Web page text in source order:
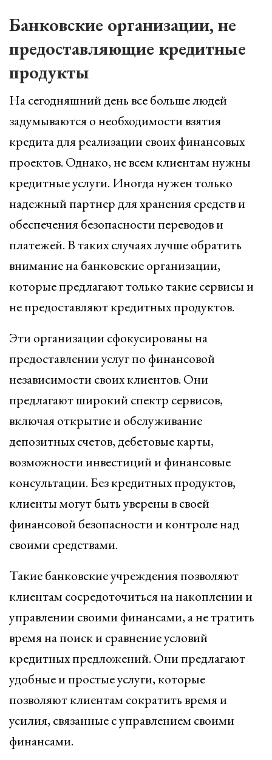
Банковские организации, не
предоставляющие кредитные
продукты
На сегодняшний день все больше людей
задумываются о необходимости взятия
кредита для реализации своих финансовых
проектов. Однако, не всем клиентам нужны
кредитные услуги. Иногда нужен только
надежный партнер для хранения средств и
обеспечения безопасности переводов и
платежей. В таких случаях лучше обратить
внимание на банковские организации,
которые предлагают только такие сервисы и
не предоставляют кредитных продуктов.
Эти организации сфокусированы на
предоставлении услуг по финансовой
независимости своих клиентов. Они
предлагают широкий спектр сервисов,
включая открытие и обслуживание
депозитных счетов, дебетовые карты,
возможности инвестиций и финансовые
консультации. Без кредитных продуктов,
клиенты могут быть уверены в своей
финансовой безопасности и контроле над
своими средствами.
Такие банковские учреждения позволяют
клиентам сосредоточиться на накоплении и
управлении своими финансами, а не тратить
время на поиск и сравнение условий
кредитных предложений. Они предлагают
удобные и простые услуги, которые
позволяют клиентам сократить время и
усилия, связанные с управлением своими
финансами.